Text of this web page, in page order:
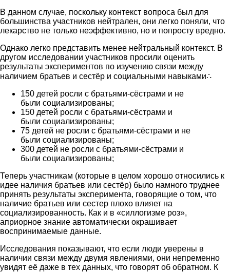
В данном случае, поскольку контекст вопроса был для
большинства участников нейтрален, они легко поняли, что
лекарство не только неэффективно, но и попросту вредно.
Однако легко представить менее нейтральный контекст. В
другом исследовании участников просили оценить
результаты экспериментов по изучению связи между
наличием братьев и сестёр и социальными навыками∴
150 детей росли с братьями-сёстрами и не
были социализированы;
150 детей росли с братьями-сёстрами и
были социализированы;
75 детей не росли с братьями-сёстрами и не
были социализированы;
300 детей не росли с братьями-сёстрами и
были социализированы;
Теперь участникам (которые в целом хорошо относились к
идее наличия братьев или сестёр) было намного труднее
принять результаты эксперимента, говорящие о том, что
наличие братьев или сестер плохо влияет на
социализированность. Как и в «силлогизме роз»,
априорное знание автоматически окрашивает
воспринимаемые данные.
Исследования показывают, что если люди уверены в
наличии связи между двумя явлениями, они непременно
увидят её даже в тех данных, что говорят об обратном. К